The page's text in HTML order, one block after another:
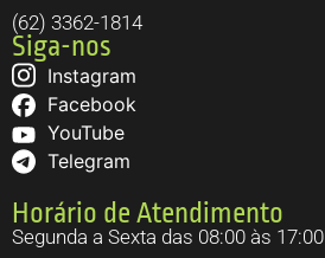
(62) 3362-1814
Siga-nos
Instagram
Facebook
YouTube
Telegram
Horário de Atendimento
Segunda a Sexta das 08:00 às 17:00